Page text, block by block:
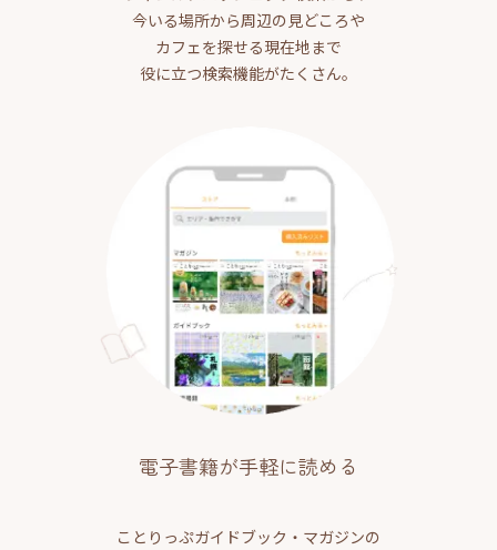
今いる場所から周辺の見どころや
カフェを探せる現在地まで
役に立つ検索機能がたくさん。
電子書籍が手軽に読める
ことりっぷガイドブック・マガジンの